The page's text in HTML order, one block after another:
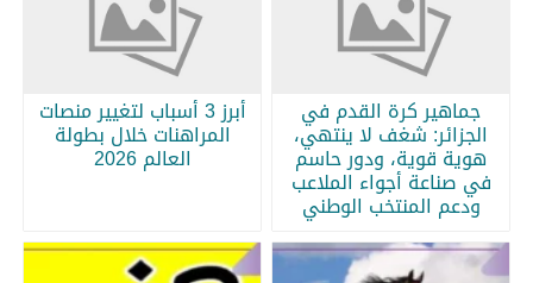
جماهير كرة القدم في
الجزائر: شغف لا ينتهي،
هوية قوية، ودور حاسم
في صناعة أجواء الملاعب
ودعم المنتخب الوطني
أبرز 3 أسباب لتغيير منصات
المراهنات خلال بطولة
العالم 2026